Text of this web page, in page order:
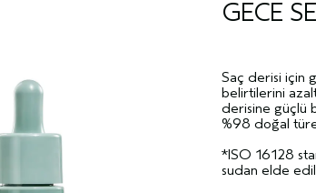
GECE
Saç derisi için
belirtilerini
derisine güçlü
%98 doğal
*ISO 16128
sudan elde